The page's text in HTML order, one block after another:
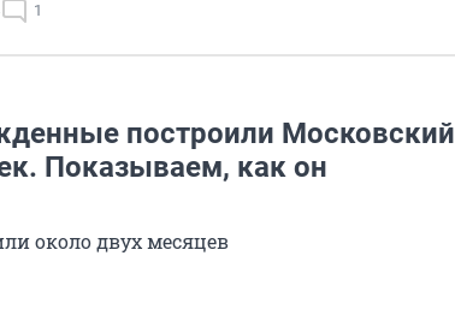
1
построили Московский
Показываем, как он
около двух месяцев